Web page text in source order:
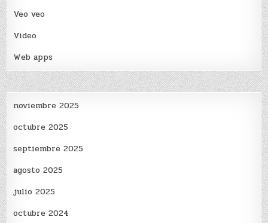
Veo veo
Video
Web apps
noviembre 2025
octubre 2025
septiembre 2025
agosto 2025
julio 2025
octubre 2024